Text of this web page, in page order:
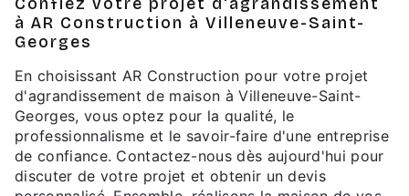
Confiez votre projet d'agrandissement
à AR Construction à Villeneuve-Saint-
Georges
En choisissant AR Construction pour votre projet
d'agrandissement de maison à Villeneuve-Saint-
Georges, vous optez pour la qualité, le
professionnalisme et le savoir-faire d'une entreprise
de confiance. Contactez-nous dès aujourd'hui pour
discuter de votre projet et obtenir un devis